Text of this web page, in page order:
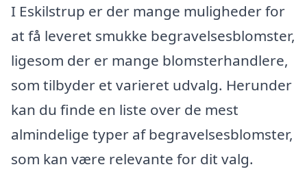
I Eskilstrup er der mange muligheder for
at få leveret smukke begravelsesblomster,
ligesom der er mange blomsterhandlere,
som tilbyder et varieret udvalg. Herunder
kan du finde en liste over de mest
almindelige typer af begravelsesblomster,
som kan være relevante for dit valg.